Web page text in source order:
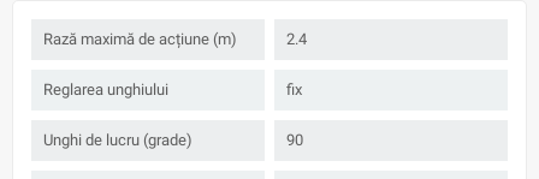
Rază maximă de acțiune (m) 2.4
Reglarea unghiului fix
Unghi de lucru (grade) 90